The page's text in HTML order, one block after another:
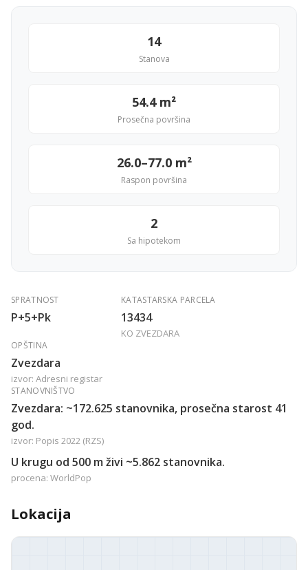
14
Stanova
54.4 m²
Prosečna površina
26.0–77.0 m²
Raspon površina
2
Sa hipotekom
SPRATNOST
P+5+Pk
KATASTARSKA PARCELA
13434
KO ZVEZDARA
OPŠTINA
Zvezdara
izvor: Adresni registar
STANOVNIŠTVO
Zvezdara: ~172.625 stanovnika, prosečna starost 41
god.
izvor: Popis 2022 (RZS)
U krugu od 500 m živi ~5.862 stanovnika.
procena: WorldPop
Lokacija